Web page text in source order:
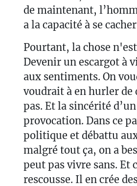
de maintenant,
a la capacité à se
Pourtant, la chose
Devenir un escargot à
aux sentiments. On
voudrait à en hurler de
pas. Et la sincérité
provocation. Dans ce
politique et débattu
malgré tout ça, on a
peut pas vivre sans. Et
rescousse. Il en crée